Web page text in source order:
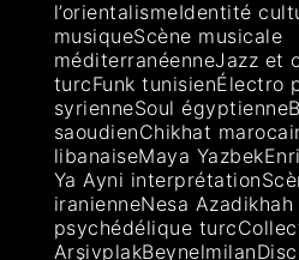
l’orientalismeIdentité
musiqueScène musicale
méditerranéenneJazz et
turcFunk tunisienÉlectro
syrienneSoul
saoudienChikhat
libanaiseMaya
Ya Ayni
iranienneNesa
psychédélique